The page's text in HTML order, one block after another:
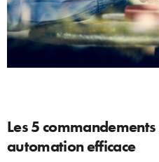
Les 5
automation efficace